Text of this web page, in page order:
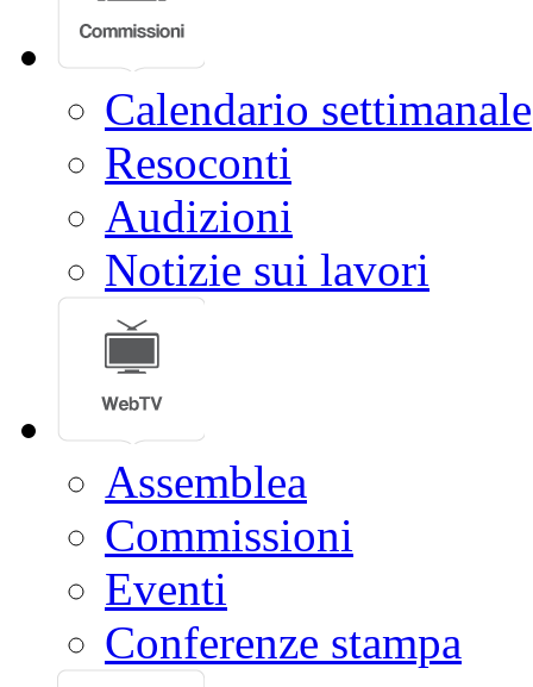
Calendario settimanale
Resoconti
Audizioni
Notizie sui lavori
Assemblea
Commissioni
Eventi
Conferenze stampa